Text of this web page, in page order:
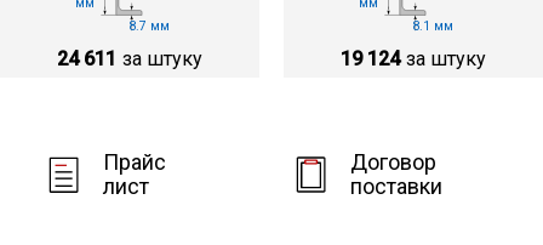
8.7 мм
24 611 за штуку
8.1 мм
19 124 за штуку
Прайс
лист
Договор
поставки